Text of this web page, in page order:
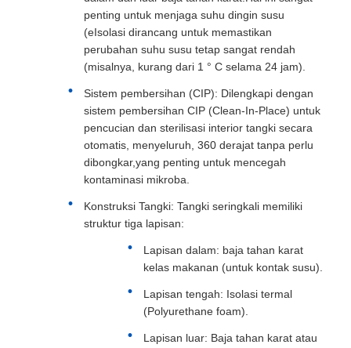
penting untuk menjaga suhu dingin susu
(eIsolasi dirancang untuk memastikan
perubahan suhu susu tetap sangat rendah
(misalnya, kurang dari 1 ° C selama 24 jam).
Sistem pembersihan (CIP): Dilengkapi dengan
sistem pembersihan CIP (Clean-In-Place) untuk
pencucian dan sterilisasi interior tangki secara
otomatis, menyeluruh, 360 derajat tanpa perlu
dibongkar,yang penting untuk mencegah
kontaminasi mikroba.
Konstruksi Tangki: Tangki seringkali memiliki
struktur tiga lapisan:
Lapisan dalam: baja tahan karat
kelas makanan (untuk kontak susu).
Lapisan tengah: Isolasi termal
(Polyurethane foam).
Lapisan luar: Baja tahan karat atau